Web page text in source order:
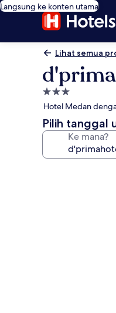
Langsung ke konten utama
Lihat semua
Properti
bintang
3.0
Hotel Medan
Pilih tanggal
Ke mana?